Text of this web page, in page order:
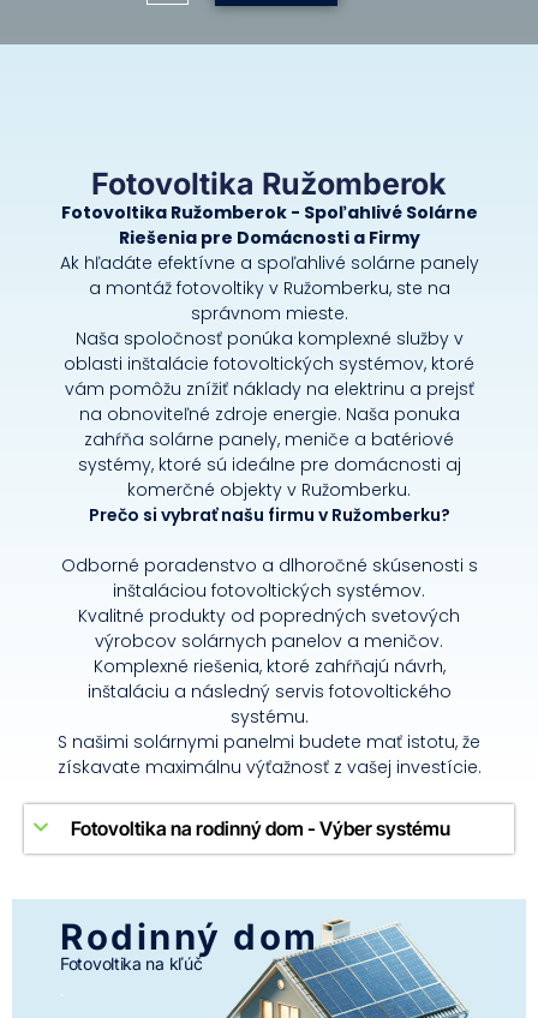
Fotovoltika Ružomberok
Fotovoltika Ružomberok - Spoľahlivé Solárne
Riešenia pre Domácnosti a Firmy
Ak hľadáte efektívne a spoľahlivé solárne panely
a montáž fotovoltiky v Ružomberku, ste na
správnom mieste.
Naša spoločnosť ponúka komplexné služby v
oblasti inštalácie fotovoltických systémov, ktoré
vám pomôžu znížiť náklady na elektrinu a prejsť
na obnoviteľné zdroje energie. Naša ponuka
zahŕňa solárne panely, meniče a batériové
systémy, ktoré sú ideálne pre domácnosti aj
komerčné objekty v Ružomberku.
Prečo si vybrať našu firmu v Ružomberku?
Odborné poradenstvo a dlhoročné skúsenosti s
inštaláciou fotovoltických systémov.
Kvalitné produkty od popredných svetových
výrobcov solárnych panelov a meničov.
Komplexné riešenia, ktoré zahŕňajú návrh,
inštaláciu a následný servis fotovoltického
systému.
S našimi solárnymi panelmi budete mať istotu, že
získavate maximálnu výťažnosť z vašej investície.
Fotovoltika na rodinný dom - Výber systému
Rodinný dom
Fotovoltika na kľúč
.